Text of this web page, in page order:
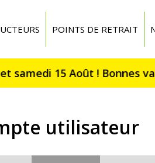
POINTS DE RETRAIT
utilisateur